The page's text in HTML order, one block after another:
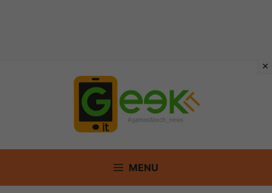
MENU